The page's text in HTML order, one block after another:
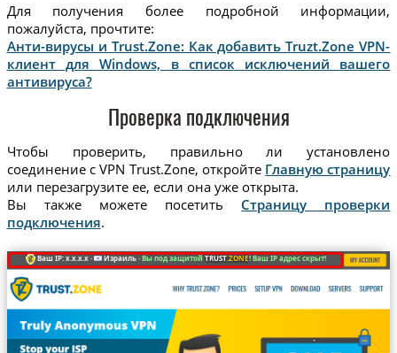
Для получения более подробной информации,
пожалуйста, прочтите:
Анти-вирусы и Trust.Zone: Как добавить Truzt.Zone VPN-
клиент для Windows, в список исключений вашего
антивируса?
Проверка подключения
Чтобы проверить, правильно ли установлено
соединение с VPN Trust.Zone, откройте Главную страницу
или перезагрузите ее, если она уже открыта.
Вы также можете посетить Страницу проверки
подключения.
Ваш IP: x.x.x.x · Израиль ·Вы под защитойTRUST.ZONE! Ваш IP адрес скрыт!